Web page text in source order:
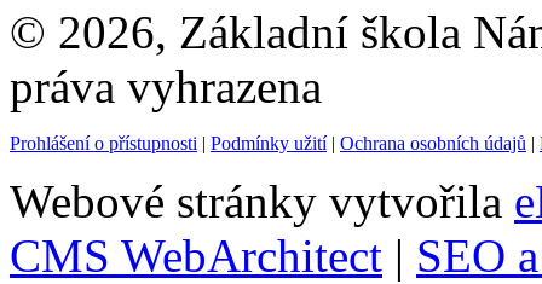
© 2026, Základní škola
práva vyhrazena
Prohlášení o přístupnosti | Podmínky užití| Ochrana osobních údajů |
Webové stránky vytvořila
CMS WebArchitect | SEO